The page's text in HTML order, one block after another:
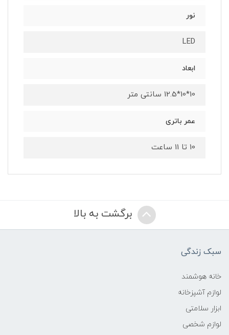
نور
LED
ابعاد
10*10*12.5 سانتی متر
عمر باتری
10 تا 11 ساعت
برگشت به بالا
سبک زندگی
خانه هوشمند
لوازم آشپزخانه
ابزار سلامتی
لوازم شخصی